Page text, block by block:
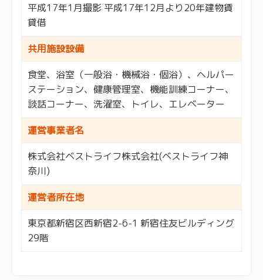
平成17年1月撮影 平成17年12月より20年建物賃
貸借
共用施設設備
食堂、浴室（一般浴・機械浴・個浴）、ヘルパー
ステーション、健康管理室、機能訓練コーナー、
談話コーナー、洗濯室、トイレ、エレベーター
運営事業者名
株式会社ベストライフ株式会社(ベストライフ神
奈川)
運営者所在地
東京都新宿区西新宿2-6-1 新宿住友ビルディング
29階